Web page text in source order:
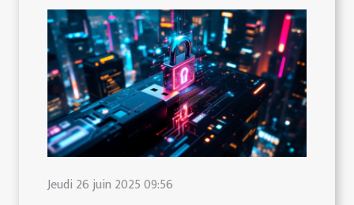
Jeudi 26 juin 2025 09:56